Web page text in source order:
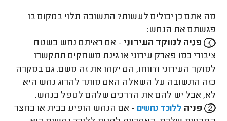
מה אתם כן יכולים לעשות? התשובה תלוי במקום בו
פגשתם את הנחש:
פניה למוקד העירוני - אם ראיתם נחש בשטח
ציבורי כמו פארק עירוני או גינת משחקים תתקשרו
למוקד העירוני ודווחו, הם יקחו את זה משם. גם במקרה
כזה התשובה על השאלה האם מותר להרוג נחש היא
לא, אבל יש להם את הדרכים שלהם לטפל בנחש.
פניה ללוכד נחשים - אם הנחש הופיע בבית או בחצר